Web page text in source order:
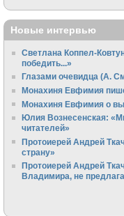
Новые интервью
Светлана Коппел-
победить...»
Глазами очевидца (А.
Монахиня Евфимия
Монахиня Евфимия о
Юлия Вознесенская:
читателей»
Протоиерей Андрей
страну»
Протоиерей Андрей
Владимира, не